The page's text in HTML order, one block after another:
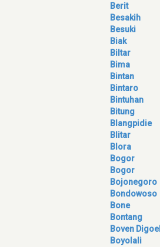
Berit
Besakih
Besuki
Biak
Biltar
Bima
Bintan
Bintaro
Bintuhan
Bitung
Blangpidie
Blitar
Blora
Bogor
Bogor
Bojonegoro
Bondowoso
Bone
Bontang
Boven Digoel
Boyolali